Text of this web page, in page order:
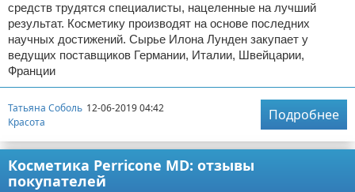
средств трудятся специалисты, нацеленные на лучший
результат. Косметику производят на основе последних
научных достижений. Сырье Илона Лунден закупает у
ведущих поставщиков Германии, Италии, Швейцарии,
Франции
Татьяна Соболь 12-06-2019 04:42
Красота
Подробнее
Косметика Perricone MD: отзывы
покупателей